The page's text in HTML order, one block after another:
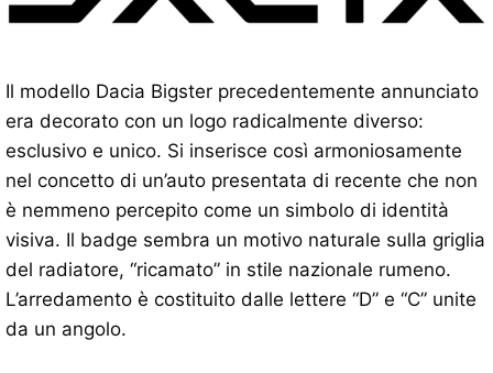
Il modello Dacia Bigster precedentemente annunciato
era decorato con un logo radicalmente diverso:
esclusivo e unico. Si inserisce così armoniosamente
nel concetto di un’auto presentata di recente che non
è nemmeno percepito come un simbolo di identità
visiva. Il badge sembra un motivo naturale sulla griglia
del radiatore, “ricamato” in stile nazionale rumeno.
L’arredamento è costituito dalle lettere “D” e “C” unite
da un angolo.